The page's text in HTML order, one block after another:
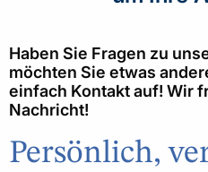
Haben Sie Fragen zu
möchten Sie etwas
einfach Kontakt auf! Wir
Nachricht!
Persönlich,